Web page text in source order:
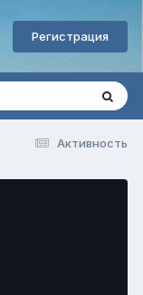
Регистрация
Активность